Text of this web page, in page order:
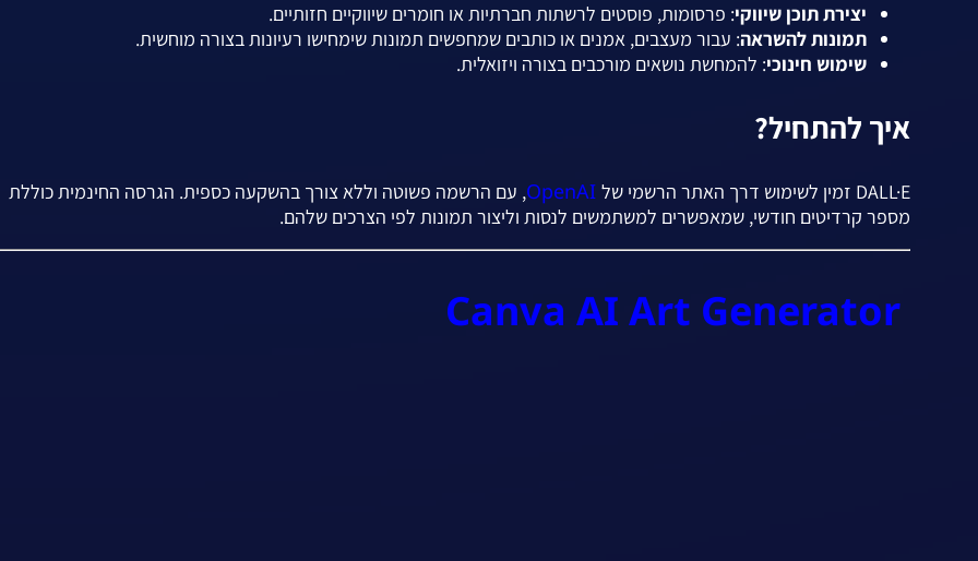
יצירת תוכן שיווקי: פרסומות, פוסטים לרשתות חברתיות או חומרים שיווקיים חזותיים.
תמונות להשראה: עבור מעצבים, אמנים או כותבים שמחפשים תמונות שימחישו רעיונות בצורה מוחשית.
שימוש חינוכי: להמחשת נושאים מורכבים בצורה ויזואלית.
איך להתחיל?
DALL·E זמין לשימוש דרך האתר הרשמי של
, עם הרשמה פשוטה וללא צורך בהשקעה כספית. הגרסה החינמית כוללת
מספר קרדיטים חודשי, שמאפשרים למשתמשים לנסות וליצור תמונות לפי הצרכים שלהם.
Canva AI Art Generator